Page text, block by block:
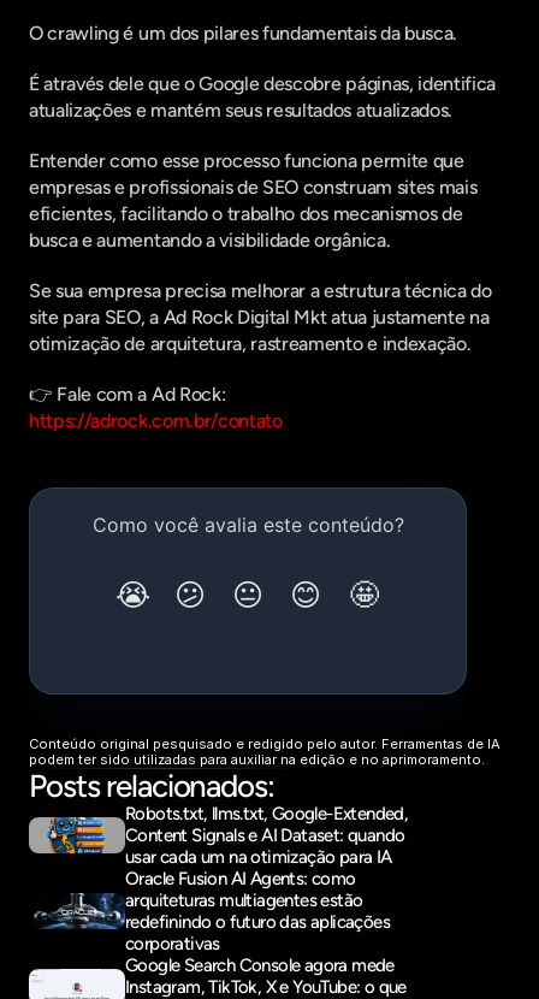
O crawling é um dos pilares fundamentais da busca.
É através dele que o Google descobre páginas, identifica
atualizações e mantém seus resultados atualizados.
Entender como esse processo funciona permite que
empresas e profissionais de SEO construam sites mais
eficientes, facilitando o trabalho dos mecanismos de
busca e aumentando a visibilidade orgânica.
Se sua empresa precisa melhorar a estrutura técnica do
site para SEO, a Ad Rock Digital Mkt atua justamente na
otimização de arquitetura, rastreamento e indexação.
👉 Fale com a Ad Rock:
https://adrock.com.br/contato
Conteúdo original pesquisado e redigido pelo autor. Ferramentas de IA
podem ter sido utilizadas para auxiliar na edição e no aprimoramento.
Posts relacionados:
Robots.txt, llms.txt, Google-Extended,
Content Signals e AI Dataset: quando
usar cada um na otimização para IA
Oracle Fusion AI Agents: como
arquiteturas multiagentes estão
redefinindo o futuro das aplicações
corporativas
Google Search Console agora mede
Instagram, TikTok, X e YouTube: o que